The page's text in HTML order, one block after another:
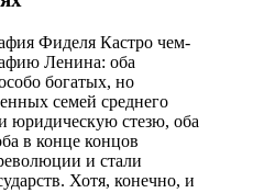
Фиделя Кастро чем-
Ленина: оба
богатых, но
семей среднего
юридическую стезю, оба
в конце концов
и стали
Хотя, конечно, и